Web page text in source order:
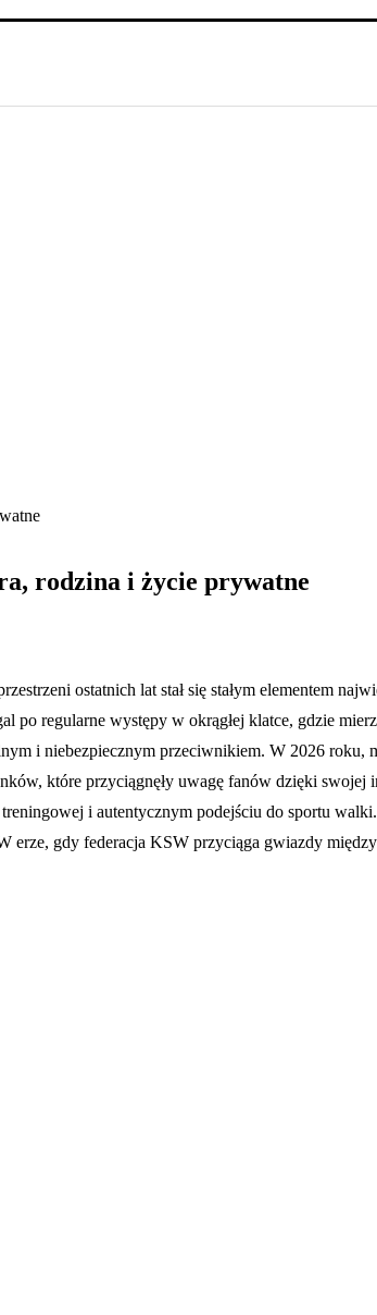
rodzina i życie prywatne
ostatnich lat stał się stałym elementem
po regularne występy w okrągłej klatce, gdzie
i niebezpiecznym przeciwnikiem. W 2026 roku,
które przyciągnęły uwagę fanów dzięki
i autentycznym podejściu do sportu
gdy federacja KSW przyciąga gwiazdy